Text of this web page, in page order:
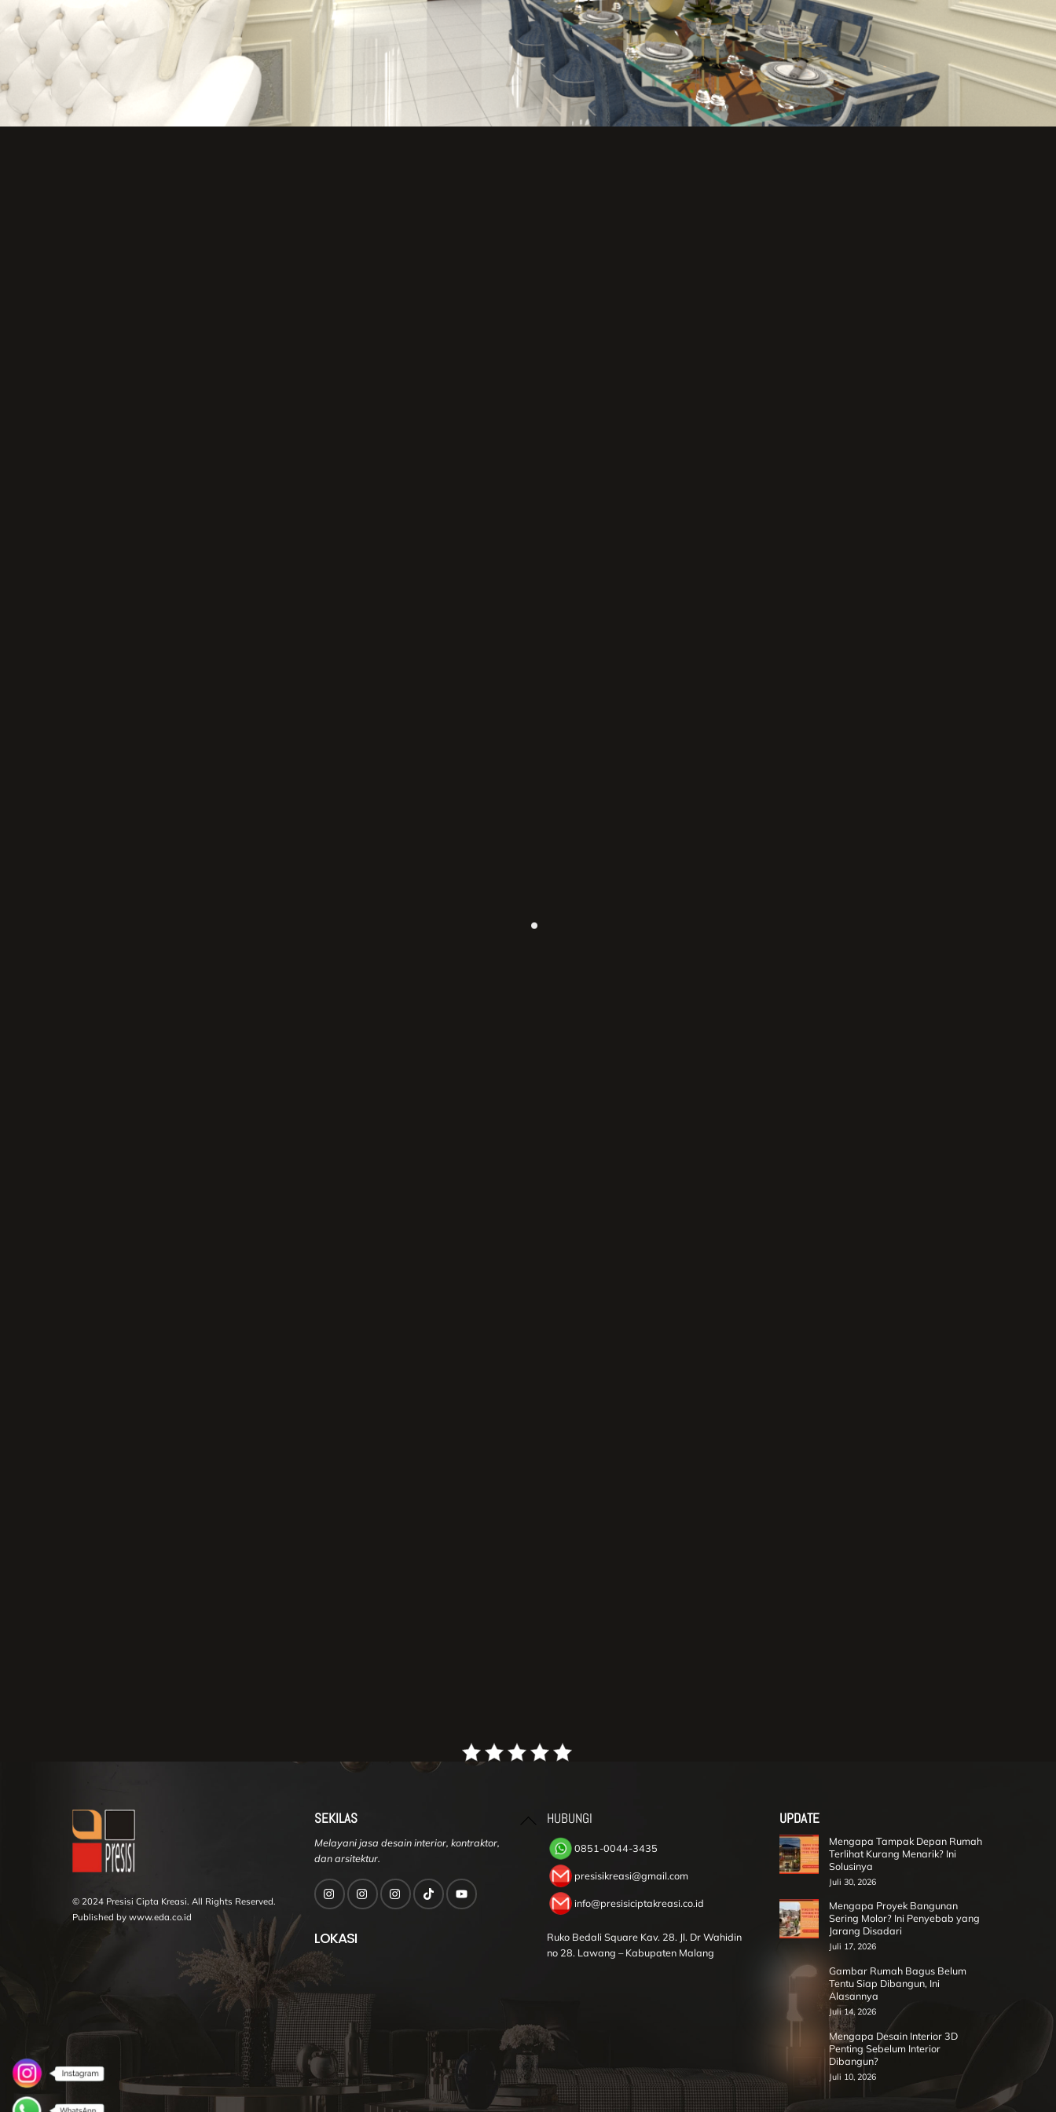
Back
© 2024 Presisi Cipta Kreasi. All Rights Reserved.
Published by www.eda.co.id
SEKILAS
Melayani jasa desain interior, kontraktor,
dan arsitektur.
LOKASI
HUBUNGI
0851-0044-3435
presisikreasi@gmail.com
info@presisiciptakreasi.co.id
Ruko Bedali Square Kav. 28. Jl. Dr Wahidin
no 28. Lawang – Kabupaten Malang
UPDATE
Mengapa Tampak Depan Rumah
Terlihat Kurang Menarik? Ini
Solusinya
Juli 30, 2026
Mengapa Proyek Bangunan
Sering Molor? Ini Penyebab yang
Jarang Disadari
Juli 17, 2026
Gambar Rumah Bagus Belum
Tentu Siap Dibangun, Ini
Alasannya
Juli 14, 2026
Mengapa Desain Interior 3D
Penting Sebelum Interior
Dibangun?
Juli 10, 2026